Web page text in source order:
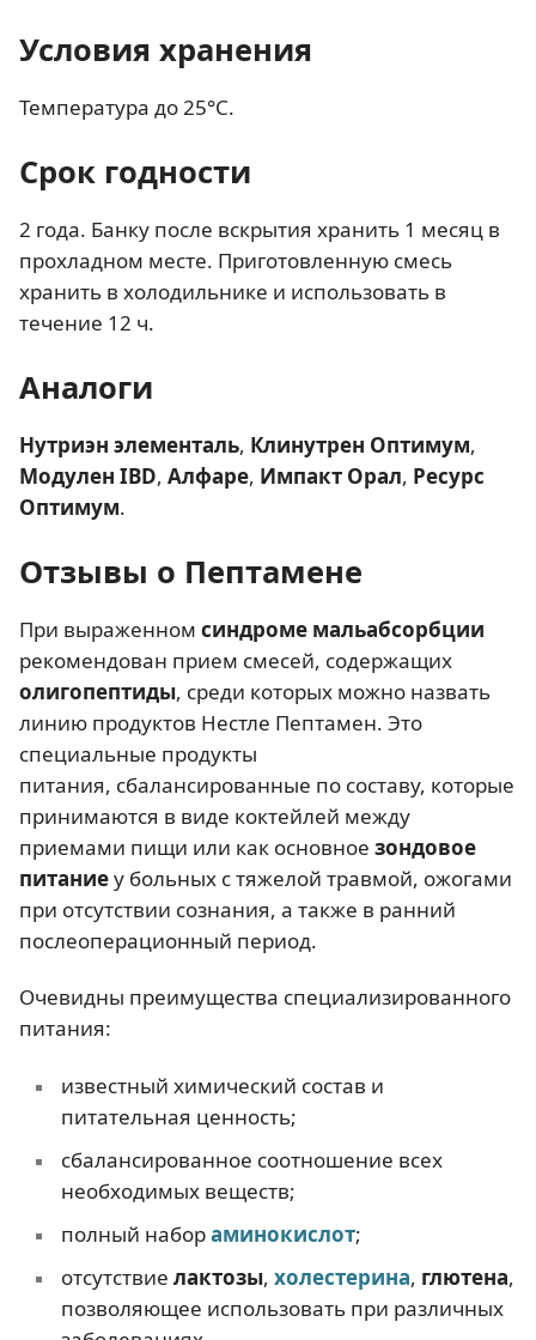
Условия хранения
Температура до 25°С.
Срок годности
2 года. Банку после вскрытия хранить 1 месяц в
прохладном месте. Приготовленную смесь
хранить в холодильнике и использовать в
течение 12 ч.
Аналоги
Нутриэн элементаль, Клинутрен Оптимум,
Модулен IBD, Алфаре, Импакт Орал, Ресурс
Оптимум.
Отзывы о Пептамене
При выраженном синдроме мальабсорбции
рекомендован прием смесей, содержащих
олигопептиды, среди которых можно назвать
линию продуктов Нестле Пептамен. Это
специальные продукты
питания, сбалансированные по составу, которые
принимаются в виде коктейлей между
приемами пищи или как основное зондовое
питаниеу больных с тяжелой травмой, ожогами
при отсутствии сознания, а также в ранний
послеоперационный период.
Очевидны преимущества специализированного
питания:
известный химический состав и
питательная ценность;
сбалансированное соотношение всех
необходимых веществ;
полный набораминокислот;
отсутствие лактозы, холестерина, глютена,
позволяющее использовать при различных